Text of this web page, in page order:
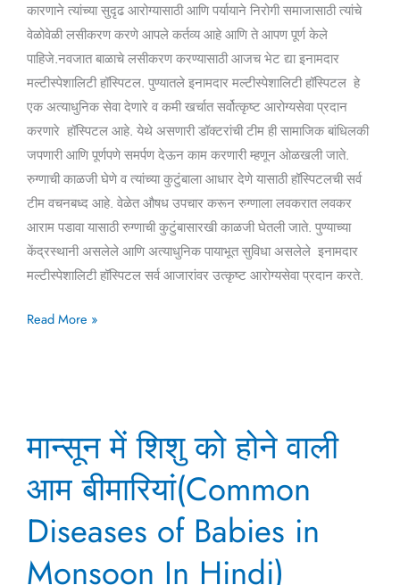
कारणाने त्यांच्या सुदृढ आरोग्यासाठी आणि पर्यायाने निरोगी समाजासाठी त्यांचे
वेळोवेळी लसीकरण करणे आपले कर्तव्य आहे आणि ते आपण पूर्ण केले
पाहिजे.नवजात बाळाचे लसीकरण करण्यासाठी आजच भेट द्या इनामदार
मल्टीस्पेशालिटी हॉस्पिटल. पुण्यातले इनामदार मल्टीस्पेशालिटी हॉस्पिटल हे
एक अत्याधुनिक सेवा देणारे व कमी खर्चात सर्वोत्कृष्ट आरोग्यसेवा प्रदान
करणारे हॉस्पिटल आहे. येथे असणारी डॉक्टरांची टीम ही सामाजिक बांधिलकी
जपणारी आणि पूर्णपणे समर्पण देऊन काम करणारी म्हणून ओळखली जाते.
रुग्णाची काळजी घेणे व त्यांच्या कुटुंबाला आधार देणे यासाठी हॉस्पिटलची सर्व
टीम वचनबध्द आहे. वेळेत औषध उपचार करून रुग्णाला लवकरात लवकर
आराम पडावा यासाठी रुग्णाची कुटुंबासारखी काळजी घेतली जाते. पुण्याच्या
केंद्रस्थानी असलेले आणि अत्याधुनिक पायाभूत सुविधा असलेले इनामदार
मल्टीस्पेशालिटी हॉस्पिटल सर्व आजारांवर उत्कृष्ट आरोग्यसेवा प्रदान करते.
Read More »
मान्सून में शिशु को होने वाली
आम बीमारियां(Common
Diseases of Babies in
Monsoon In Hindi)
में
को
होने
वाली
आम